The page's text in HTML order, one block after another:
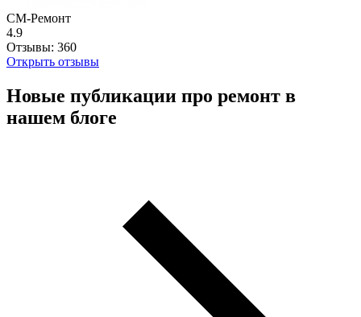
СМ-Ремонт
4.9
Отзывы: 360
Открыть отзывы
Новые публикации про ремонт в
нашем блоге